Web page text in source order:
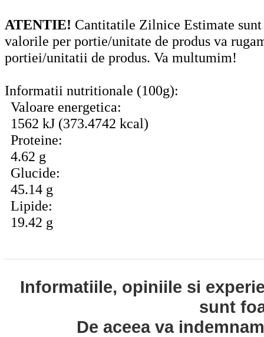
ATENTIE! Cantitatile Zilnice Estimate
valorile per portie/unitate de produs va
portiei/unitatii de produs. Va multumim!
Informatii nutritionale (100g):
Valoare energetica:
1562 kJ (373.4742 kcal)
Proteine:
4.62 g
Glucide:
45.14 g
Lipide:
19.42 g
Informatiile, opiniile si
sunt
De aceea va